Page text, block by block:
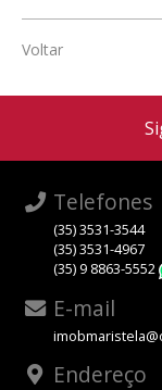
Voltar
Telefones
(35) 3531-3544
(35) 3531-4967
(35) 9 8863-5552
E-mail
Endereço